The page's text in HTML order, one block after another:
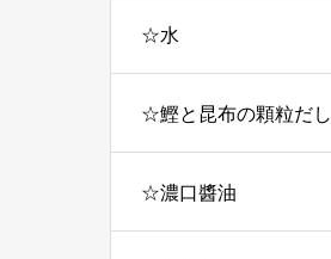
☆水
☆鰹と昆布の顆粒だし
☆濃口醬油